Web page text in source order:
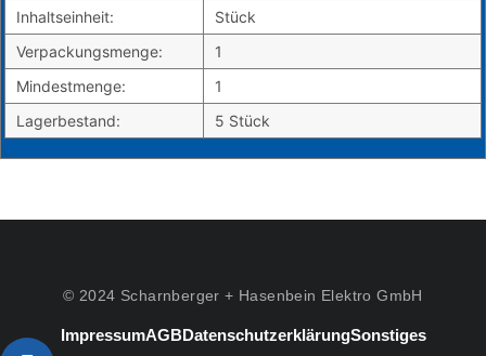
Inhaltseinheit:
Stück
Verpackungsmenge:
1
Mindestmenge:
1
Lagerbestand:
5 Stück
© 2024 Scharnberger + Hasenbein Elektro GmbH
ImpressumAGBDatenschutzerklärungSonstiges